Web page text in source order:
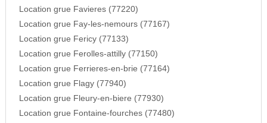
Location grue Favieres (77220)
Location grue Fay-les-nemours (77167)
Location grue Fericy (77133)
Location grue Ferolles-attilly (77150)
Location grue Ferrieres-en-brie (77164)
Location grue Flagy (77940)
Location grue Fleury-en-biere (77930)
Location grue Fontaine-fourches (77480)